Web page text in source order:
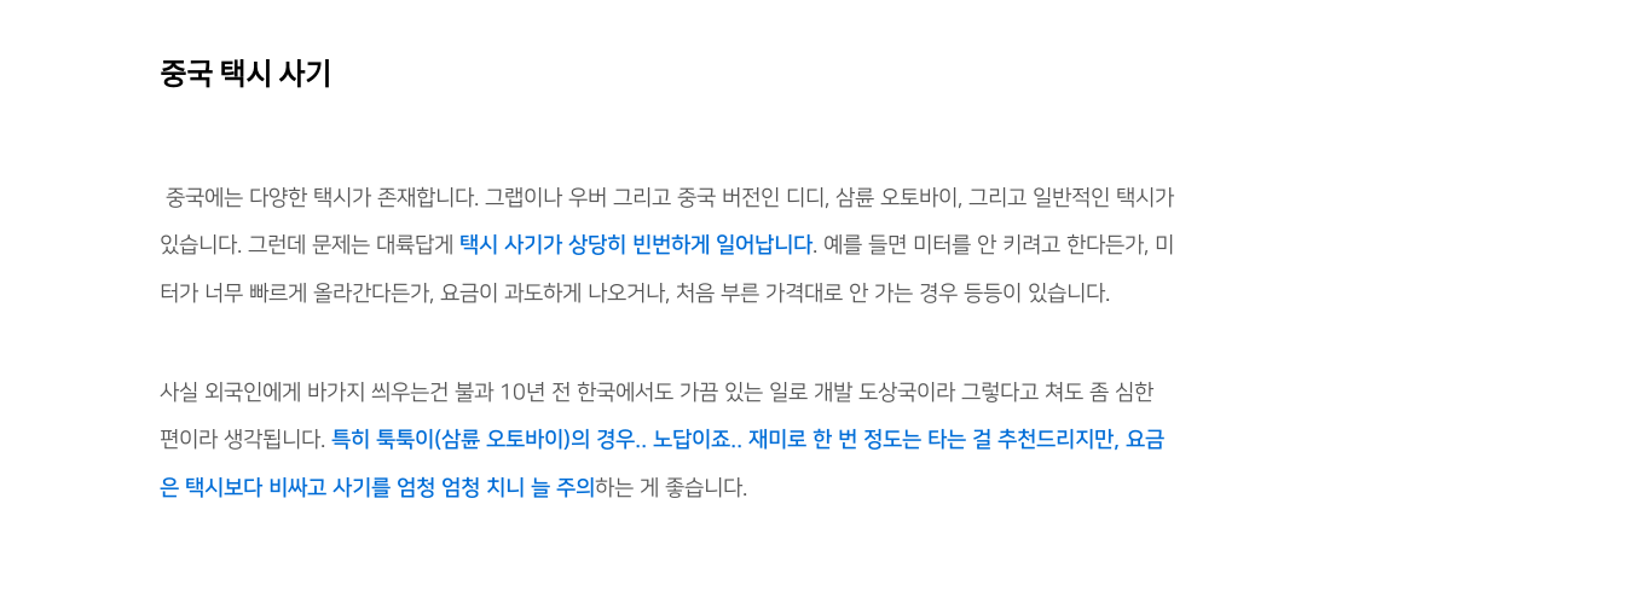
중국 택시 사기
중국에는 다양한 택시가 존재합니다. 그랩이나 우버 그리고 중국 버전인 디디, 삼륜 오토바이, 그리고 일반적인 택시가
있습니다. 그런데 문제는 대륙답게 택시 사기가 상당히 빈번하게 일어납니다. 예를 들면 미터를 안 키려고 한다든가, 미
터가 너무 빠르게 올라간다든가, 요금이 과도하게 나오거나, 처음 부른 가격대로 안 가는 경우 등등이 있습니다.
사실 외국인에게 바가지 씌우는건 불과 10년 전 한국에서도 가끔 있는 일로 개발 도상국이라 그렇다고 쳐도 좀 심한
편이라 생각됩니다. 특히 툭툭이(삼륜 오토바이)의 경우.. 노답이죠.. 재미로 한 번 정도는 타는 걸 추천드리지만, 요금
은 택시보다 비싸고 사기를 엄청 엄청 치니 늘 주의 하는 게 좋습니다.